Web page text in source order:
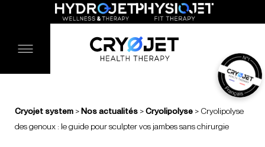
Cryojet system >Nos actualités >Cryolipolyse > Cryolipolyse
des genoux : le guide pour sculpter vos jambes sans chirurgie